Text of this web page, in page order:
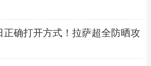
正确打开方式！拉萨超全防晒攻